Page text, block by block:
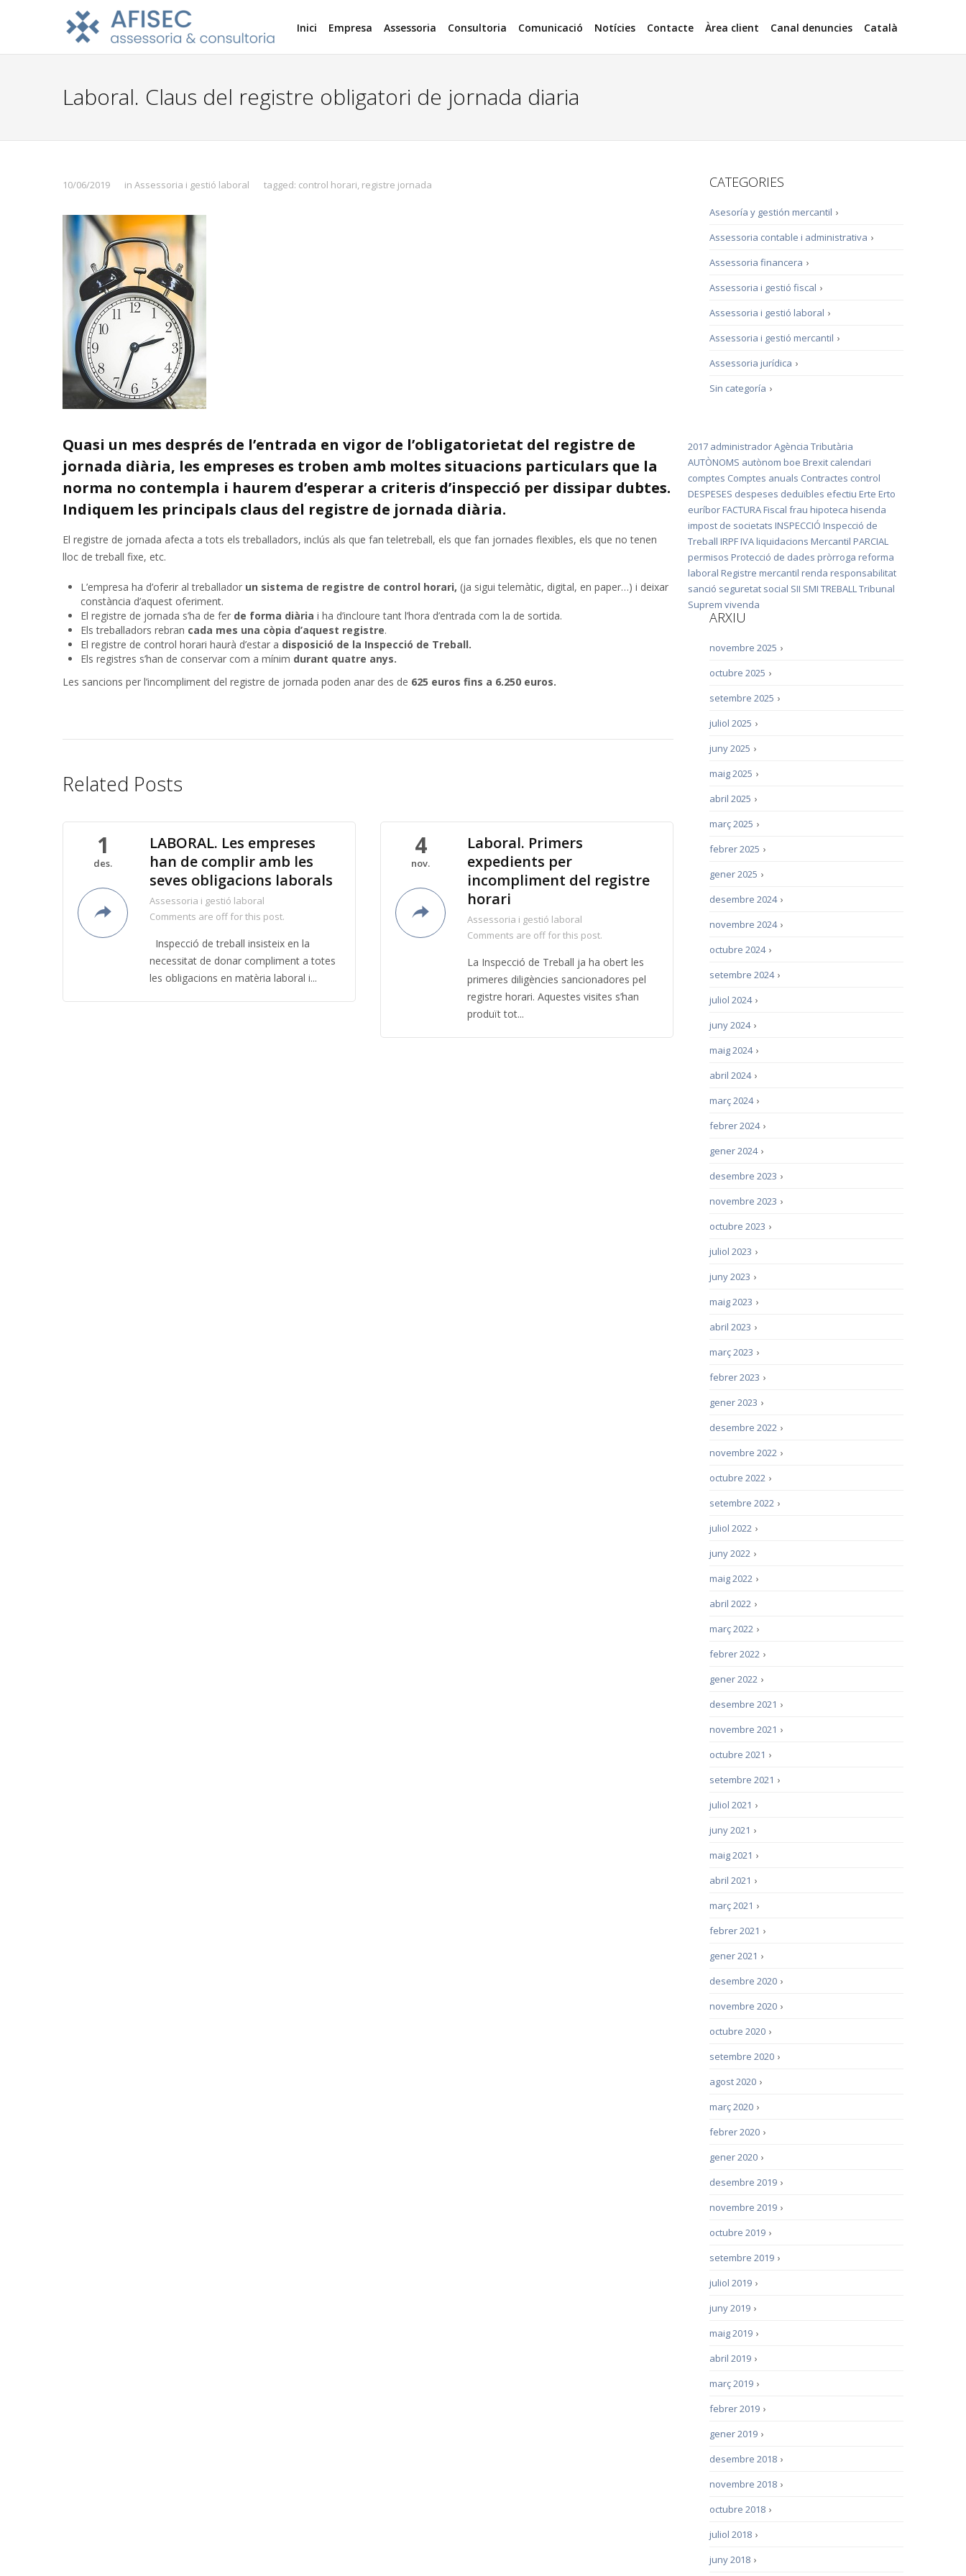
Inici Empresa Assessoria Consultoria Comunicació Notícies Contacte Àrea client Canal denuncies Català
Laboral. Claus del registre obligatori de jornada diaria
10/06/2019 in Assessoria i gestió laboral tagged: control horari, registre jornada
Quasi un mes després de l’entrada en vigor de l’obligatorietat del registre de
jornada diària, les empreses es troben amb moltes situacions particulars que la
norma no contempla i haurem d’esperar a criteris d’inspecció per dissipar dubtes.
Indiquem les principals claus del registre de jornada diària.
El registre de jornada afecta a tots els treballadors, inclús als que fan teletreball, els que fan jornades flexibles, els que no tenen
lloc de treball fixe, etc.
L’empresa ha d’oferir al treballador un sistema de registre de control horari, (ja sigui telemàtic, digital, en paper…) i deixar
constància d’aquest oferiment.
El registre de jornada s’ha de fer de forma diària i ha d’incloure tant l’hora d’entrada com la de sortida.
Els treballadors rebran cada mes una còpia d’aquest registre.
El registre de control horari haurà d’estar a disposició de la Inspecció de Treball.
Els registres s’han de conservar com a mínim durant quatre anys.
Les sancions per l’incompliment del registre de jornada poden anar des de 625 euros fins a 6.250 euros.
Related Posts
1
des.
LABORAL. Les empreses
han de complir amb les
seves obligacions laborals
Assessoria i gestió laboral
Comments are off for this post.
Inspecció de treball insisteix en la
necessitat de donar compliment a totes
les obligacions en matèria laboral i...
4
nov.
Laboral. Primers
expedients per
incompliment del registre
horari
Assessoria i gestió laboral
Comments are off for this post.
La Inspecció de Treball ja ha obert les
primeres diligències sancionadores pel
registre horari. Aquestes visites s’han
produït tot...
CATEGORIES
›
Asesoría y gestión mercantil
›
Assessoria contable i administrativa
›
Assessoria financera
›
Assessoria i gestió fiscal
›
Assessoria i gestió laboral
›
Assessoria i gestió mercantil
›
Assessoria jurídica
›
Sin categoría
2017 administradorAgència Tributària
AUTÒNOMS autònom boe Brexit calendari
comptes Comptes anuals Contractes control
DESPESES despeses deduïbles efectiu Erte Erto
euríbor FACTURA Fiscal frau hipoteca hisenda
impost de societats INSPECCIÓ Inspecció de
Treball IRPF IVA liquidacions Mercantil PARCIAL
permisos Protecció de dades pròrroga reforma
laboral Registre mercantil renda responsabilitat
sanció seguretat social SII SMI TREBALLTribunal
Suprem vivenda
ARXIU
›
novembre 2025
›
octubre 2025
›
setembre 2025
›
juliol 2025
›
juny 2025
›
maig 2025
›
abril 2025
›
març 2025
›
febrer 2025
›
gener 2025
›
desembre 2024
›
novembre 2024
›
octubre 2024
›
setembre 2024
›
juliol 2024
›
juny 2024
›
maig 2024
›
abril 2024
›
març 2024
›
febrer 2024
›
gener 2024
›
desembre 2023
›
novembre 2023
›
octubre 2023
›
juliol 2023
›
juny 2023
›
maig 2023
›
abril 2023
›
març 2023
›
febrer 2023
›
gener 2023
›
desembre 2022
›
novembre 2022
›
octubre 2022
›
setembre 2022
›
juliol 2022
›
juny 2022
›
maig 2022
›
abril 2022
›
març 2022
›
febrer 2022
›
gener 2022
›
desembre 2021
›
novembre 2021
›
octubre 2021
›
setembre 2021
›
juliol 2021
›
juny 2021
›
maig 2021
›
abril 2021
›
març 2021
›
febrer 2021
›
gener 2021
›
desembre 2020
›
novembre 2020
›
octubre 2020
›
setembre 2020
›
agost 2020
›
març 2020
›
febrer 2020
›
gener 2020
›
desembre 2019
›
novembre 2019
›
octubre 2019
›
setembre 2019
›
juliol 2019
›
juny 2019
›
maig 2019
›
abril 2019
›
març 2019
›
febrer 2019
›
gener 2019
›
desembre 2018
›
novembre 2018
›
octubre 2018
›
juliol 2018
›
juny 2018